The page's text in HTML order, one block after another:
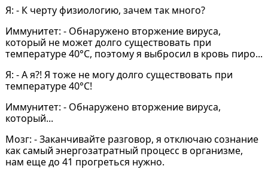
Я: - К черту физиологию, зачем так много?
Иммунитет: - Обнаружено вторжение вируса,
который не может долго существовать при
температуре 40°С, поэтому я выбросил в кровь пиро...
Я: - А я?! Я тоже не могу долго существовать при
температуре 40°С!
Иммунитет: - Обнаружено вторжение вируса,
который...
Мозг: - Заканчивайте разговор, я отключаю сознание
как самый энергозатратный процесс в организме,
нам еще до 41 прогреться нужно.